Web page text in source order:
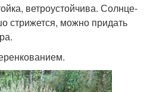
ветроустойчива. Солнце-
стрижется, можно придать